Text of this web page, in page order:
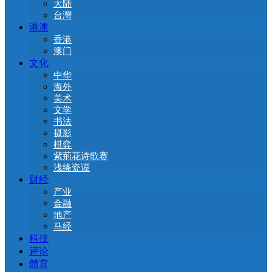
大陆
台灣
港澳
香港
澳门
文化
中华
海外
美术
文学
书法
摄影
棋弈
紫荊花诗歌赛
浅绛瓷谭
财经
产业
金融
地产
马经
科技
评论
體育